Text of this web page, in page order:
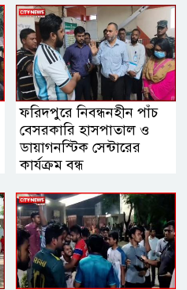
ফরিদপুরে নিবন্ধনহীন পাঁচ
বেসরকারি হাসপাতাল ও
ডায়াগনস্টিক সেন্টারের
কার্যক্রম বন্ধ